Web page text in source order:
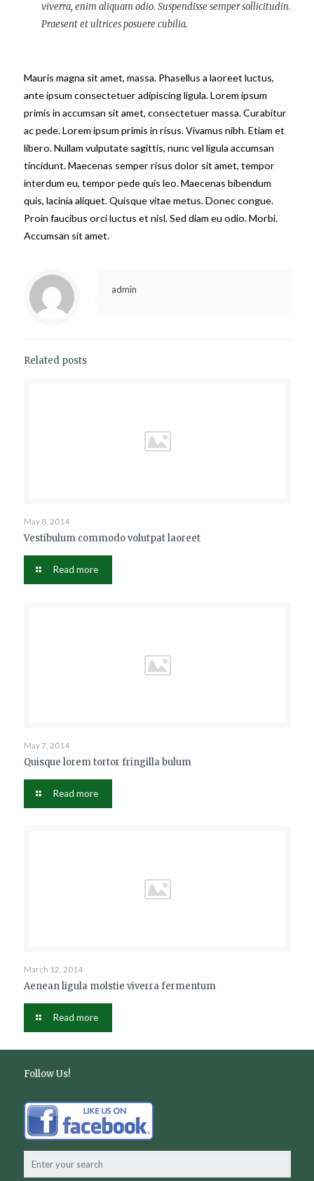
viverra, enim aliquam odio. Suspendisse semper sollicitudin.
Praesent et ultrices posuere cubilia.
Mauris magna sit amet, massa. Phasellus a laoreet luctus,
ante ipsum consectetuer adipiscing ligula. Lorem ipsum
primis in accumsan sit amet, consectetuer massa. Curabitur
ac pede. Lorem ipsum primis in risus. Vivamus nibh. Etiam et
libero. Nullam vulputate sagittis, nunc vel ligula accumsan
tincidunt. Maecenas semper risus dolor sit amet, tempor
interdum eu, tempor pede quis leo. Maecenas bibendum
quis, lacinia aliquet. Quisque vitae metus. Donec congue.
Proin faucibus orci luctus et nisl. Sed diam eu odio. Morbi.
Accumsan sit amet.
admin
Related posts
May 8, 2014
Vestibulum commodo volutpat laoreet
Read more
May 7, 2014
Quisque lorem tortor fringilla bulum
Read more
March 12, 2014
Aenean ligula molstie viverra fermentum
Read more
Follow Us!